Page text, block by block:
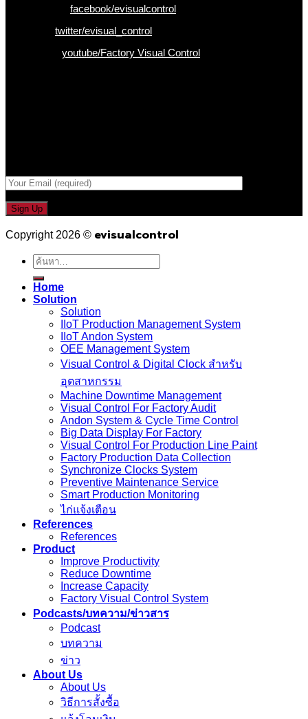
facebook/evisualcontrol
twitter/evisual_control
youtube/Factory Visual Control
Copyright 2026 © evisualcontrol
ค้นหา:
Home
Solution
Solution
IIoT Production Management System
IIoT Andon System
OEE Management System
Visual Control & Digital Clock สำหรับ
อุตสาหกรรม
Machine Downtime Management
Visual Control For Factory Audit
Andon System & Cycle Time Control
Big Data Display For Factory
Visual Control For Production Line Paint
Factory Production Data Collection
Synchronize Clocks System
Preventive Maintenance Service
Smart Production Monitoring
ไก่แจ้งเตือน
References
References
Product
Improve Productivity
Reduce Downtime
Increase Capacity
Factory Visual Control System
Podcasts/บทความ/ข่าวสาร
Podcast
บทความ
ข่าว
About Us
About Us
วิธีการสั้งซื้อ